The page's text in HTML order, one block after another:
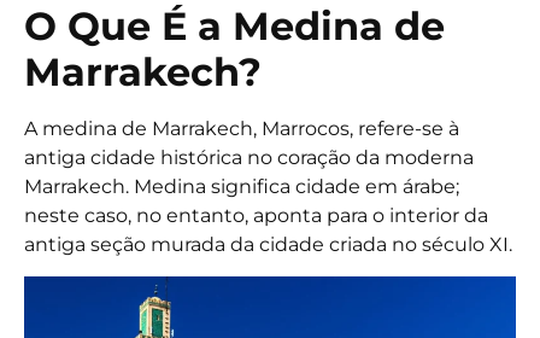
O Que É a Medina de
Marrakech?
A medina de Marrakech, Marrocos, refere-se à
antiga cidade histórica no coração da moderna
Marrakech. Medina significa cidade em árabe;
neste caso, no entanto, aponta para o interior da
antiga seção murada da cidade criada no século XI.